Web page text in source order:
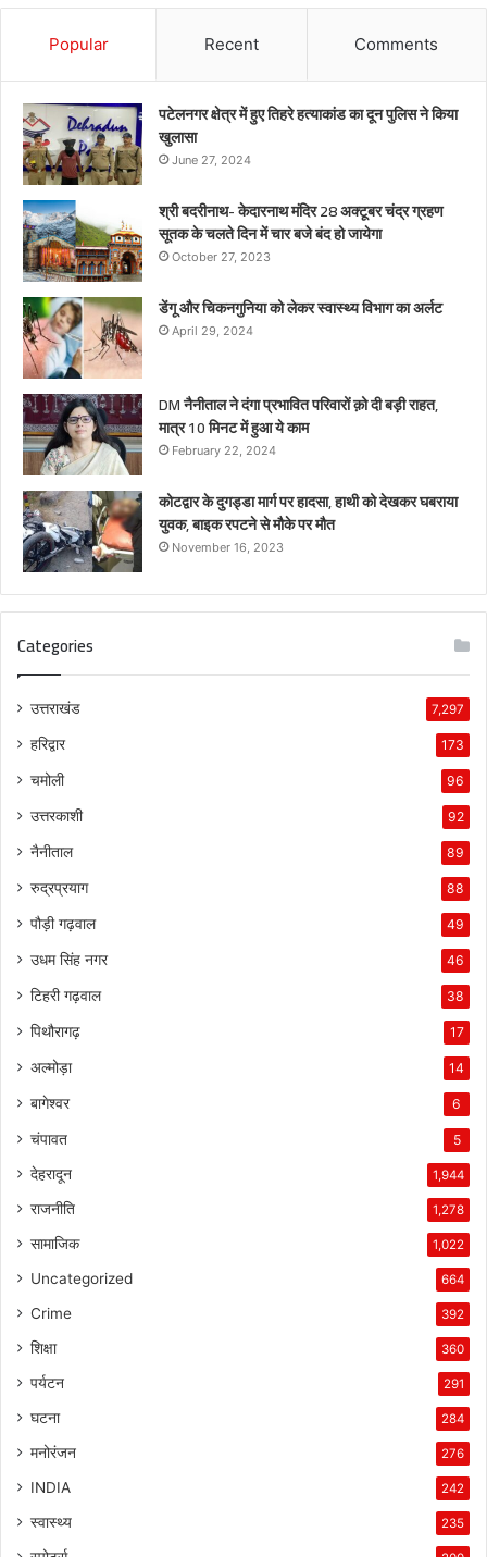
Popular Recent Comments
पटेलनगर क्षेत्र में हुए तिहरे हत्याकांड का दून पुलिस ने किया
खुलासा
June 27, 2024
श्री बदरीनाथ- केदारनाथ मंदिर 28 अक्टूबर चंद्र ग्रहण
सूतक के चलते दिन में चार बजे बंद हो जायेगा
October 27, 2023
डेंगू और चिकनगुनिया को लेकर स्वास्थ्य विभाग का अर्लट
April 29, 2024
DM नैनीताल ने दंगा प्रभावित परिवारों क़ो दी बड़ी राहत,
मात्र 10 मिनट में हुआ ये काम
February 22, 2024
कोटद्वार के दुगड्डा मार्ग पर हादसा, हाथी को देखकर घबराया
युवक, बाइक रपटने से मौके पर मौत
November 16, 2023
Categories
उत्तराखंड 7,297
हरिद्वार 173
चमोली 96
उत्तरकाशी 92
नैनीताल 89
रुद्रप्रयाग 88
पौड़ी गढ़वाल 49
उधम सिंह नगर 46
टिहरी गढ़वाल 38
पिथौरागढ़ 17
अल्मोड़ा 14
बागेश्वर 6
चंपावत 5
देहरादून 1,944
राजनीति 1,278
सामाजिक 1,022
Uncategorized 664
Crime 392
शिक्षा 360
पर्यटन 291
घटना 284
मनोरंजन 276
INDIA 242
स्वास्थ्य 235